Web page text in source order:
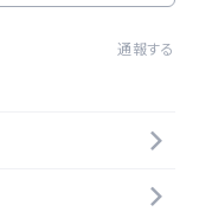
通報する